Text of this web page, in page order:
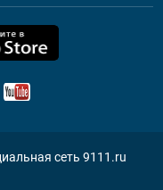
сеть 9111.ru